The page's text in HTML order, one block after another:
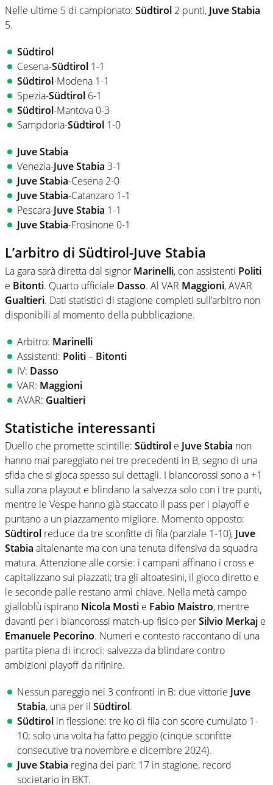
Nelle ultime 5 di campionato: Südtirol 2 punti, Juve Stabia
5.
Südtirol
Cesena-Südtirol 1-1
Südtirol-Modena 1-1
Spezia-Südtirol 6-1
Südtirol-Mantova 0-3
Sampdoria-Südtirol 1-0
Juve Stabia
Venezia-Juve Stabia 3-1
Juve Stabia-Cesena 2-0
Juve Stabia-Catanzaro 1-1
Pescara-Juve Stabia 1-1
Juve Stabia-Frosinone 0-1
L’arbitro di Südtirol-Juve Stabia
La gara sarà diretta dal signor Marinelli, con assistenti Politi
e Bitonti. Quarto ufficiale Dasso. Al VAR Maggioni, AVAR
Gualtieri. Dati statistici di stagione completi sull’arbitro non
disponibili al momento della pubblicazione.
Arbitro: Marinelli
Assistenti: Politi– Bitonti
IV: Dasso
VAR: Maggioni
AVAR: Gualtieri
Statistiche interessanti
Duello che promette scintille: Südtirol e Juve Stabia non
hanno mai pareggiato nei tre precedenti in B, segno di una
sfida che si gioca spesso sui dettagli. I biancorossi sono a +1
sulla zona playout e blindano la salvezza solo con i tre punti,
mentre le Vespe hanno già staccato il pass per i playoff e
puntano a un piazzamento migliore. Momento opposto:
Südtirol reduce da tre sconfitte di fila (parziale 1-10), Juve
Stabia altalenante ma con una tenuta difensiva da squadra
matura. Attenzione alle corsie: i campani affinano i cross e
capitalizzano sui piazzati; tra gli altoatesini, il gioco diretto e
le seconde palle restano armi chiave. Nella metà campo
gialloblù ispirano Nicola Mosti e Fabio Maistro, mentre
davanti per i biancorossi match-up fisico perSilvio Merkaj e
Emanuele Pecorino. Numeri e contesto raccontano di una
partita piena di incroci: salvezza da blindare contro
ambizioni playoff da rifinire.
Nessun pareggio nei 3 confronti in B: due vittorie Juve
Stabia, una per il Südtirol.
Südtirol in flessione: tre ko di fila con score cumulato 1-
10; solo una volta ha fatto peggio (cinque sconfitte
consecutive tra novembre e dicembre 2024).
Juve Stabia regina dei pari: 17 in stagione, record
societario in BKT.